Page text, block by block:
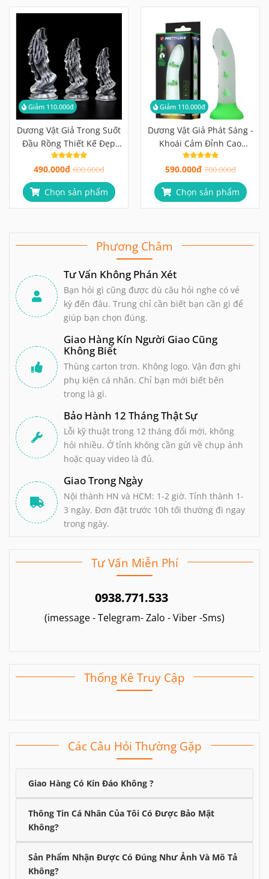
Giảm 110.000đ
Dương Vật Giả Trong Suốt
Đầu Rồng Thiết Kế Đẹp
Mắt
490.000đ 600.000đ
Chọn sản phẩm
Giảm 110.000đ
Dương Vật Giả Phát Sáng -
Khoái Cảm Đỉnh Cao
Trong Bóng Tối
590.000đ 700.000đ
Chọn sản phẩm
Phương Châm
Tư Vấn Không Phán Xét
Bạn hỏi gì cũng được dù câu hỏi nghe có vẻ
kỳ đến đâu. Trung chỉ cần biết bạn cần gì để
giúp bạn chọn đúng.
Giao Hàng Kín Người Giao Cũng
Không Biết
Thùng carton trơn. Không logo. Vận đơn ghi
phụ kiện cá nhân. Chỉ bạn mới biết bên
trong là gì.
Bảo Hành 12 Tháng Thật Sự
Lỗi kỹ thuật trong 12 tháng đổi mới, không
hỏi nhiều. Ở tỉnh không cần gửi về chụp ảnh
hoặc quay video là đủ.
Giao Trong Ngày
Nội thành HN và HCM: 1-2 giờ. Tỉnh thành 1-
3 ngày. Đơn đặt trước 10h tối thường đi ngay
trong ngày.
Tư Vấn Miễn Phí
0938.771.533
(imessage - Telegram- Zalo - Viber -Sms)
Thống Kê Truy Cập
Các Câu Hỏi Thường Gặp
Giao Hàng Có Kín Đáo Không ?
Thông Tin Cá Nhân Của Tôi Có Được Bảo Mật
Không?
Sản Phẩm Nhận Được Có Đúng Như Ảnh Và Mô Tả
Không?